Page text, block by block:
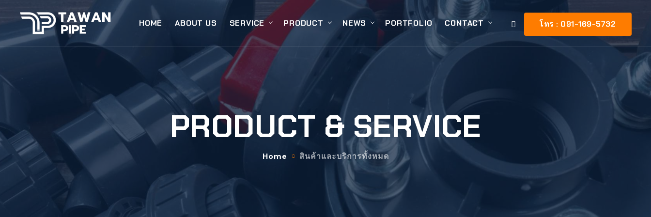
HOME ABOUT US SERVICE PRODUCT NEWS PORTFOLIO CONTACT โทร : 091-169-5732
PRODUCT & SERVICE
Home สินค้าและบริการทั้งหมด